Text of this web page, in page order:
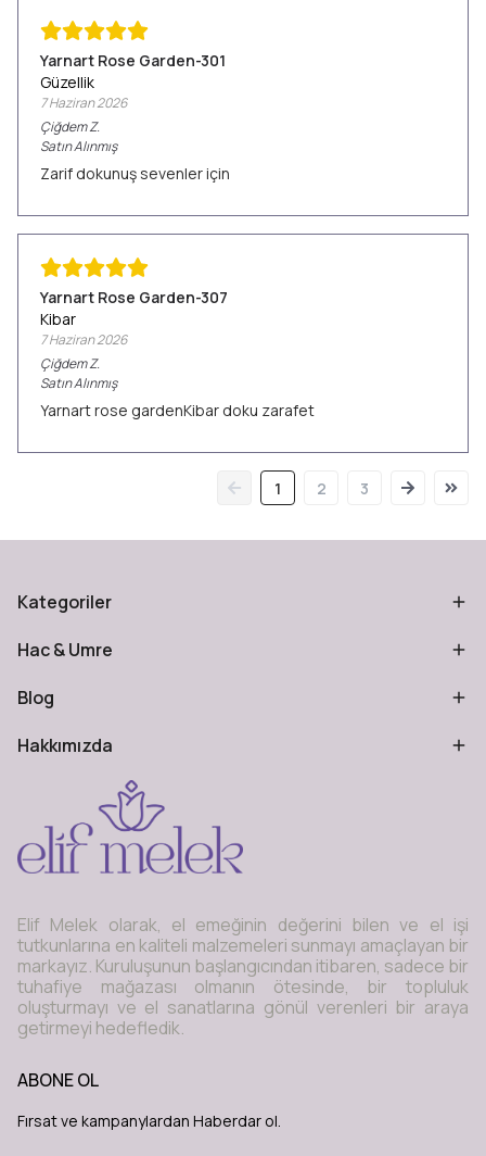
Yarnart Rose Garden-301
Güzellik
7 Haziran 2026
ÇiğdemZ.
Satın Alınmış
Zarif dokunuş sevenler için
Yarnart Rose Garden-307
Kibar
7 Haziran 2026
ÇiğdemZ.
Satın Alınmış
Yarnart rose gardenKibar doku zarafet
1 2 3
Kategoriler
Hac & Umre
Blog
Hakkımızda
Elif Melek olarak, el emeğinin değerini bilen ve el işi
tutkunlarına en kaliteli malzemeleri sunmayı amaçlayan bir
markayız. Kuruluşunun başlangıcından itibaren, sadece bir
tuhafiye mağazası olmanın ötesinde, bir topluluk
oluşturmayı ve el sanatlarına gönül verenleri bir araya
getirmeyi hedefledik.
ABONE OL
Fırsat ve kampanylardan Haberdar ol.